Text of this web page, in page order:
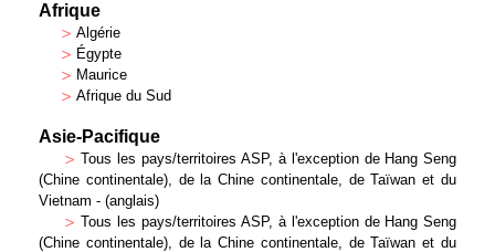
Afrique
> Algérie
> Égypte
> Maurice
> Afrique du Sud
Asie-Pacifique
> Tous les pays/territoires ASP, à l'exception de Hang Seng
(Chine continentale), de la Chine continentale, de Taïwan et du
Vietnam - (anglais)
> Tous les pays/territoires ASP, à l'exception de Hang Seng
(Chine continentale), de la Chine continentale, de Taïwan et du